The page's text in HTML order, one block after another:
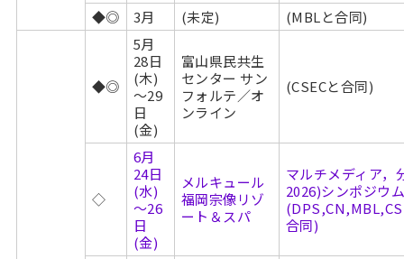
◆◎ 3月 (未定) (MBLと合同)
◆◎
5月
28日
(木)
～29
日
(金)
富山県民共生
センター サン
フォルテ／オ
ンライン
(CSECと合同)
◇
6月
24日
(水)
～26
日
(金)
メルキュール
福岡宗像リゾ
ート＆スパ
マルチメディア，
2026)シンポジウ
合同)